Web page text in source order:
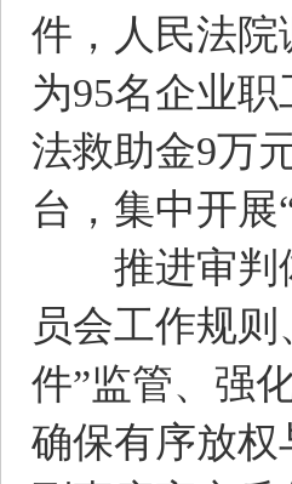
件，人民法院
为95名企业
法救助金9万
台，集中开展
推进审判体
员会工作规
件”监管、强
确保有序放